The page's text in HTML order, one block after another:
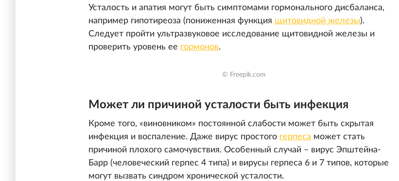
Усталость и апатия могут быть симптомами гормонального дисбаланса,
например гипотиреоза (пониженная функция щитовидной железы).
Следует пройти ультразвуковое исследование щитовидной железы и
проверить уровень ее гормонов.
© Freepik.com
Может ли причиной усталости быть инфекция
Кроме того, «виновником» постоянной слабости может быть скрытая
инфекция и воспаление. Даже вирус простого герпеса может стать
причиной плохого самочувствия. Особенный случай – вирус Эпштейна-
Барр (человеческий герпес 4 типа) и вирусы герпеса 6 и 7 типов, которые
могут вызвать синдром хронической усталости.